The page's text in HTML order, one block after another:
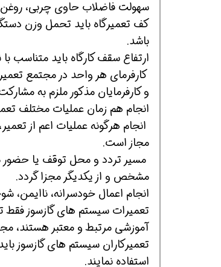
سهولت فاضلاب حاوی چربی، روغن
کف تعمیرگاه باید تحمل وزن
باشد.
ارتفاع سقف کارگاه باید
کارفرمای هر واحد در مجتمع
و کارفرمایان مذکور ملزم به
انجام هم زمان عملیات مختلف
انجام هرگونه عملیات اعم از
مجاز است.
مسیر تردد و محل توقف یا حضور
مشخص و از یکدیگر مجزا گردد.
انجام اعمال خودسرانه، ناایمن،
تعمیرات سیستم های گازسوز فقط
آموزشی مرتبط و معتبر هستند،
تعمیرکاران سیستم های گازسوز
استفاده نمایند.
همین حالا بگیرش همین حالا بگیرش